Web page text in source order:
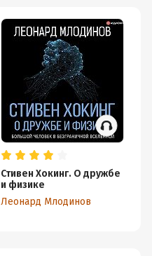
Стивен Хокинг. О дружбе
и физике
Леонард Млодинов